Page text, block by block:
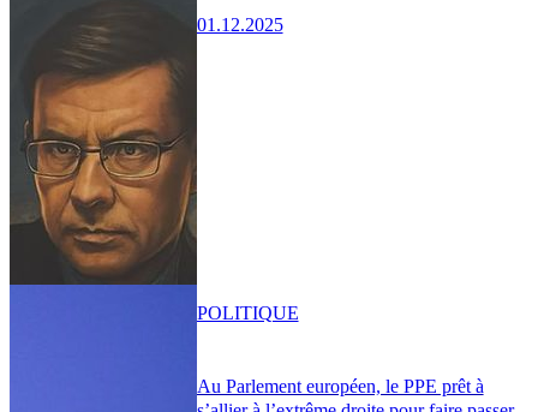
01.12.2025
Au Parlement européen, le PPE prêt à
POLITIQUE